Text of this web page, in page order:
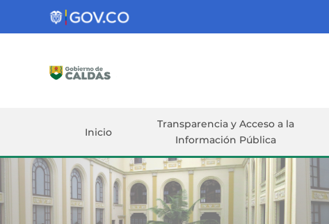
Gobernación
Inicio
Transparencia y Acceso a la
Información Pública